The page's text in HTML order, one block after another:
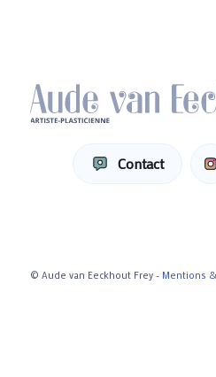
Contact
© Aude van Eeckhout Frey - Mentions